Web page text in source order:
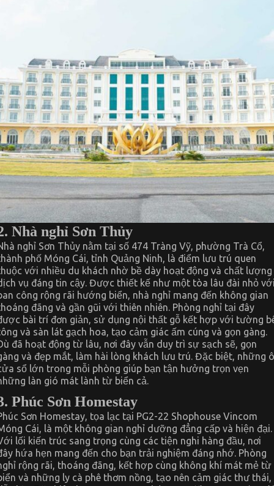
Nhà nghỉ Sơn Thủy
nghỉ Sơn Thủy nằm tại số 474 Tràng Vỹ, phường Trà Cổ,
phố Móng Cái, tỉnh Quảng Ninh, là điểm lưu trú quen
với nhiều du khách nhờ bề dày hoạt động và chất lượng
vụ đáng tin cậy. Được thiết kế như một tòa lâu đài nhỏ
công rộng rãi hướng biển, nhà nghỉ mang đến không gian
đãng và gần gũi với thiên nhiên. Phòng nghỉ tại đây
bài trí đơn giản, sử dụng nội thất gỗ kết hợp với tường
và sàn lát gạch hoa, tạo cảm giác ấm cúng và gọn gàng.
đã hoạt động từ lâu, nơi đây vẫn duy trì sự sạch sẽ, gọn
và đẹp mắt, làm hài lòng khách lưu trú. Đặc biệt, những ô
sổ lớn trong mỗi phòng giúp bạn tận hưởng trọn vẹn
làn gió mát lành từ biển cả.
Phúc Sơn Homestay
Sơn Homestay, tọa lạc tại PG2-22 Shophouse Vincom
Cái, là một không gian nghỉ dưỡng đẳng cấp và hiện đại.
lối kiến trúc sang trọng cùng các tiện nghi hàng đầu, nơi
hứa hẹn mang đến cho bạn trải nghiệm đáng nhớ. Phòng
rộng rãi, thoáng đãng, kết hợp cùng không khí mát mẻ từ
và những ly cà phê thơm nồng, tạo nên cảm giác thư thái,